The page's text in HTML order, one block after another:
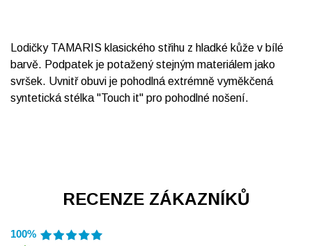
Lodičky TAMARIS klasického střihu z hladké kůže v bílé
barvě. Podpatek je potažený stejným materiálem jako
svršek. Uvnitř obuvi je pohodlná extrémně vyměkčená
syntetická stélka "Touch it" pro pohodlné nošení.
RECENZE ZÁKAZNÍKŮ
100%